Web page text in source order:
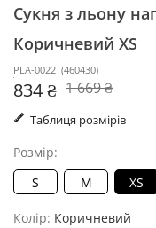
Сукня з льону
Коричневий XS
PLA-0022 (460430)
834 ₴ 1 669 ₴
Таблиця розмірів
Розмір:
S
M XS
Колір: Коричневий